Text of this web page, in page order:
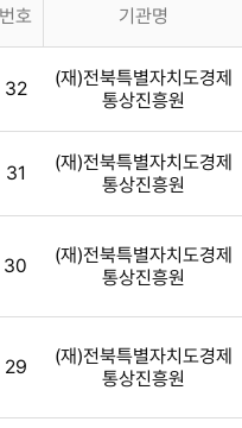
번호 기관명
32
(재)전북특별자치도경제
통상진흥원
31
(재)전북특별자치도경제
통상진흥원
30
(재)전북특별자치도경제
통상진흥원
29
(재)전북특별자치도경제
통상진흥원